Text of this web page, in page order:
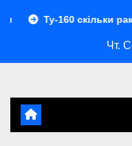
скільки ракет: повний
Чт.